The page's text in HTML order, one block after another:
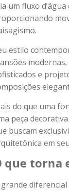
um fluxo
estilo
e
do que uma
peça
buscam
em
que torna